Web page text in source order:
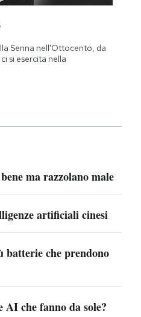
Senna nell'Ottocento, da
si esercita nella
ma razzolano male
artificiali cinesi
batterie che prendono
AI che fanno da sole?